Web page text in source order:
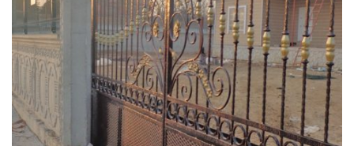
yana_kayar_kapi (5)